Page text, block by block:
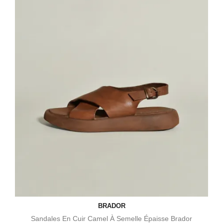
BRADOR
Sandales En Cuir Camel À Semelle Épaisse Brador